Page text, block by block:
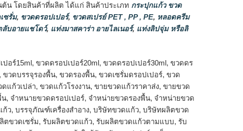
ต้น โดยสินค้าที่ผลิต ได้แก่ สินค้าประเภท กระปุกแก้ว ขวด
ซรั่ม, ขวดดรอปเปอร์, ขวดสเปรย์ PET , PP , PE, หลอดครีม
ลับอายแชโดว์, แท่งมาสคาร่า อายไลเนอร์, แท่งลิปจุ่ม หรือลิ
ร์15ml, ขวดดรอปเปอร์20ml, ขวดดรอปเปอร์30ml, ขวดดร
วดบรรจุรองพื้น, ขวดรองพื้น, ขวดเซรั่มดรอปเปอร์, ขวด
ก้วเปล่า, ขวดแก้วโรงงาน, ขายขวดแก้วราคาส่ง, ขายขวด
, จำหนายขวดดรอปเปอร์, จำหน่ายขวดรองพื้น, จำหน่ายขวด
ว, บรรจุภัณฑ์เครื่องสำอาง, บริษัทขวดแก้ว, บริษัทผลิตขวด
ขวดเซรั่ม, รับผลิตขวดแก้ว, รับผลิตขวดแก้วตามแบบ, รับ